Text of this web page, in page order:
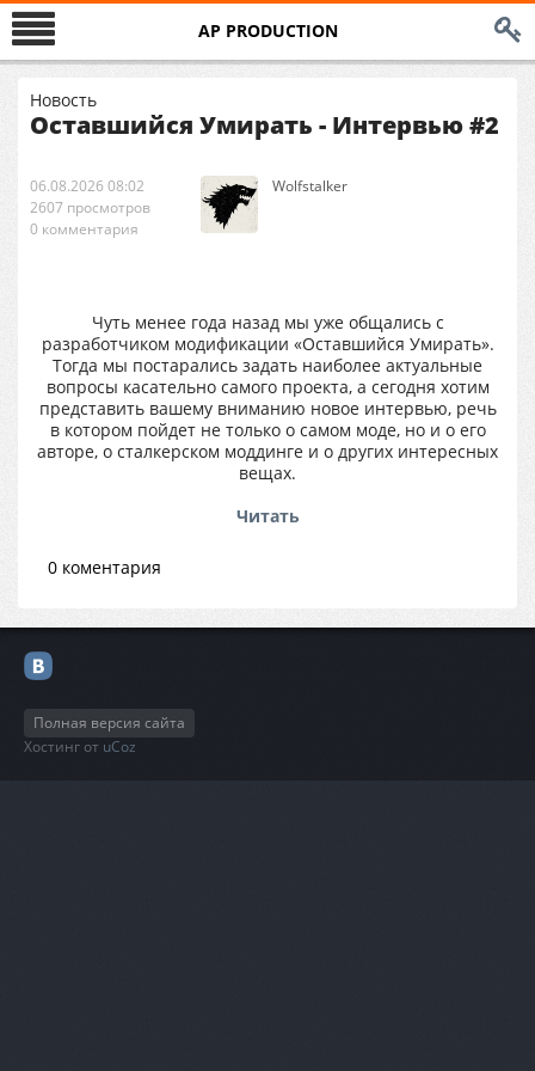
AP PRODUCTION
Новость
Оставшийся Умирать - Интервью #2
06.08.2026 08:02
2607 просмотров
0 комментария
Wolfstalker
Чуть менее года назад мы уже общались с
разработчиком модификации «Оставшийся Умирать».
Тогда мы постарались задать наиболее актуальные
вопросы касательно самого проекта, а сегодня хотим
представить вашему вниманию новое интервью, речь
в котором пойдет не только о самом моде, но и о его
авторе, о сталкерском моддинге и о других интересных
вещах.
Читать
0 коментария
Полная версия сайта
Хостинг от uCoz